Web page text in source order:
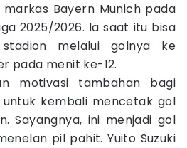
Bayern Munich pada
2025/2026. Ia saat itu bisa
stadion melalui golnya ke
pada menit ke-12.
motivasi tambahan bagi
untuk kembali mencetak gol
Sayangnya, ini menjadi gol
pil pahit. Yuito Suzuki